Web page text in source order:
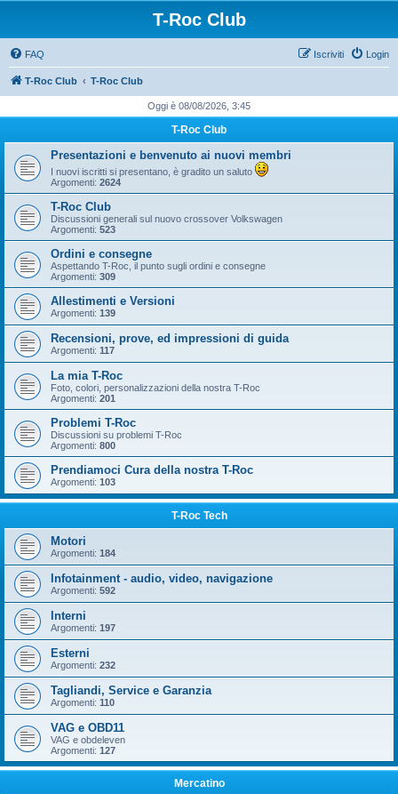
T-Roc Club
FAQ Login
Iscriviti
T-Roc Club T-Roc Club
Oggi è 08/08/2026, 3:45
T-Roc Club
Presentazioni e benvenuto ai nuovi membri
I nuovi iscritti si presentano, è gradito un saluto
Argomenti: 2624
T-Roc Club
Discussioni generali sul nuovo crossover Volkswagen
Argomenti: 523
Ordini e consegne
Aspettando T-Roc, il punto sugli ordini e consegne
Argomenti: 309
Allestimenti e Versioni
Argomenti: 139
Recensioni, prove, ed impressioni di guida
Argomenti: 117
La mia T-Roc
Foto, colori, personalizzazioni della nostra T-Roc
Argomenti: 201
Problemi T-Roc
Discussioni su problemi T-Roc
Argomenti: 800
Prendiamoci Cura della nostra T-Roc
Argomenti: 103
T-Roc Tech
Motori
Argomenti: 184
Infotainment - audio, video, navigazione
Argomenti: 592
Interni
Argomenti: 197
Esterni
Argomenti: 232
Tagliandi, Service e Garanzia
Argomenti: 110
VAG e OBD11
VAG e obdeleven
Argomenti: 127
Mercatino